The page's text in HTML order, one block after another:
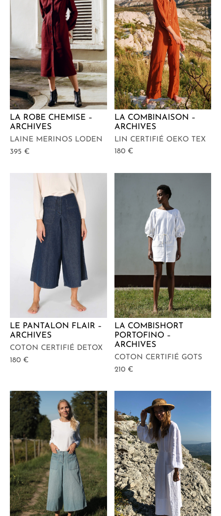
LA ROBE CHEMISE –
ARCHIVES
LAINE MERINOS LODEN
395 €
LA COMBINAISON –
ARCHIVES
LIN CERTIFIÉ OEKO TEX
180 €
LE PANTALON FLAIR –
ARCHIVES
COTON CERTIFIÉ DETOX
180 €
LA COMBISHORT
PORTOFINO –
ARCHIVES
COTON CERTIFIÉ GOTS
210 €